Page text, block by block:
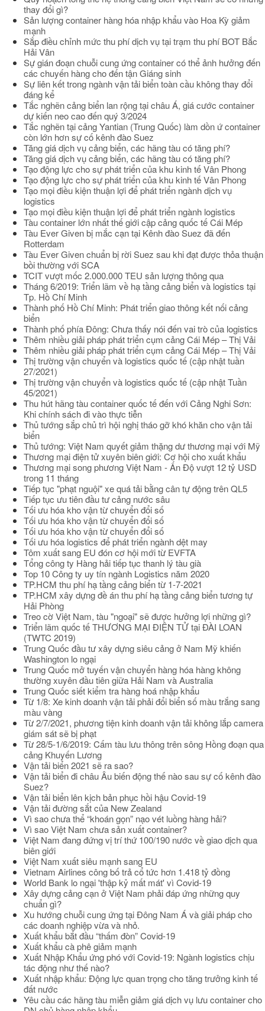
thay đổi gì?
Sản lượng container hàng hóa nhập khẩu vào Hoa Kỳ giảm
mạnh
Sắp điều chỉnh mức thu phí dịch vụ tại trạm thu phí BOT Bắc
Hải Vân
Sự gián đoạn chuỗi cung ứng container có thể ảnh hưởng đến
các chuyến hàng cho đến tận Giáng sinh
Sự liên kết trong ngành vận tải biển toàn cầu không thay đổi
đáng kể
Tắc nghẽn cảng biển lan rộng tại châu Á, giá cước container
dự kiến neo cao đến quý 3/2024
Tắc nghẽn tại cảng Yantian (Trung Quốc) làm dồn ứ container
còn lớn hơn sự cố kênh đào Suez
Tăng giá dịch vụ cảng biển, các hãng tàu có tăng phí?
Tăng giá dịch vụ cảng biển, các hãng tàu có tăng phí?
Tạo động lực cho sự phát triển của khu kinh tế Vân Phong
Tạo động lực cho sự phát triển của khu kinh tế Vân Phong
Tạo mọi điều kiện thuận lợi để phát triển ngành dịch vụ
logistics
Tạo mọi điều kiện thuận lợi để phát triển ngành logistics
Tàu container lớn nhất thế giới cập cảng quốc tế Cái Mép
Tàu Ever Given bị mắc cạn tại Kênh đào Suez đã đến
Rotterdam
Tàu Ever Given chuẩn bị rời Suez sau khi đạt được thỏa thuận
bồi thường với SCA
TCIT vượt mốc 2.000.000 TEU sản lượng thông qua
Tháng 6/2019: Triển lãm về hạ tầng cảng biển và logistics tại
Tp. Hồ Chí Minh
Thành phố Hồ Chí Minh: Phát triển giao thông kết nối cảng
biển
Thành phố phía Đông: Chưa thấy nói đến vai trò của logistics
Thêm nhiều giải pháp phát triển cụm cảng Cái Mép – Thị Vải
Thêm nhiều giải pháp phát triển cụm cảng Cái Mép – Thị Vải
Thị trường vận chuyển và logistics quốc tế (cập nhật tuần
27/2021)
Thị trường vận chuyển và logistics quốc tế (cập nhật Tuần
45/2021)
Thu hút hãng tàu container quốc tế đến với Cảng Nghi Sơn:
Khi chính sách đi vào thực tiễn
Thủ tướng sắp chủ trì hội nghị tháo gỡ khó khăn cho vận tải
biển
Thủ tướng: Việt Nam quyết giảm thặng dư thương mại với Mỹ
Thương mại điện tử xuyên biên giới: Cơ hội cho xuất khẩu
Thương mại song phương Việt Nam - Ấn Độ vượt 12 tỷ USD
trong 11 tháng
Tiếp tục "phạt nguội" xe quá tải bằng cân tự động trên QL5
Tiếp tục ưu tiên đầu tư cảng nước sâu
Tối ưu hóa kho vận từ chuyển đổi số
Tối ưu hóa kho vận từ chuyển đổi số
Tối ưu hóa kho vận từ chuyển đổi số
Tối ưu hóa logistics để phát triển ngành dệt may
Tôm xuất sang EU đón cơ hội mới từ EVFTA
Tổng công ty Hàng hải tiếp tục thanh lý tàu già
Top 10 Công ty uy tín ngành Logistics năm 2020
TP.HCM thu phí hạ tầng cảng biển từ 1-7-2021
TP.HCM xây dựng đề án thu phí hạ tầng cảng biển tương tự
Hải Phòng
Treo cờ Việt Nam, tàu "ngoại" sẽ được hưởng lợi những gì?
Triển lãm quốc tế THƯƠNG MẠI ĐIỆN TỬ tại ĐÀI LOAN
(TWTC 2019)
Trung Quốc đầu tư xây dựng siêu cảng ở Nam Mỹ khiến
Washington lo ngại
Trung Quốc mở tuyến vận chuyển hàng hóa hàng không
thường xuyên đầu tiên giữa Hải Nam và Australia
Trung Quốc siết kiểm tra hàng hoá nhập khẩu
Từ 1/8: Xe kinh doanh vận tải phải đổi biển số màu trắng sang
màu vàng
Từ 2/7/2021, phương tiện kinh doanh vận tải không lắp camera
giám sát sẽ bị phạt
Từ 28/5-1/6/2019: Cấm tàu lưu thông trên sông Hồng đoạn qua
cảng Khuyến Lương
Vận tải biển 2021 sẽ ra sao?
Vận tải biển đi châu Âu biến động thế nào sau sự cố kênh đào
Suez?
Vận tải biển lên kịch bản phục hồi hậu Covid-19
Vận tải đường sắt của New Zealand
Vì sao chưa thể “khoán gọn” nạo vét luồng hàng hải?
Vì sao Việt Nam chưa sản xuất container?
Việt Nam đang đứng vị trí thứ 100/190 nước về giao dịch qua
biên giới
Việt Nam xuất siêu mạnh sang EU
Vietnam Airlines công bố trả cổ tức hơn 1.418 tỷ đồng
World Bank lo ngại 'thập kỷ mất mát' vì Covid-19
Xây dựng cảng cạn ở Việt Nam phải đáp ứng những quy
chuẩn gì?
Xu hướng chuỗi cung ứng tại Đông Nam Á và giải pháp cho
các doanh nghiệp vừa và nhỏ.
Xuất khẩu bắt đầu “thấm đòn” Covid-19
Xuất khẩu cà phê giảm mạnh
Xuất Nhập Khẩu ứng phó với Covid-19: Ngành logistics chịu
tác động như thế nào?
Xuất nhập khẩu: Động lực quan trọng cho tăng trưởng kinh tế
đất nước
Yêu cầu các hãng tàu miễn giảm giá dịch vụ lưu container cho